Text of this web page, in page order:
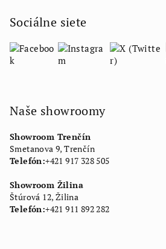
Sociálne siete
Naše showroomy
Showroom Trenčín
Smetanova 9, Trenčín
Telefón:+421 917 328 505
Showroom Žilina
Štúrová 12, Žilina
Telefón:+421 911 892 282